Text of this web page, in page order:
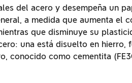
del acero y desempeña un
a medida que aumenta el
que disminuye su
una está disuelto en hierro,
conocido como cementita